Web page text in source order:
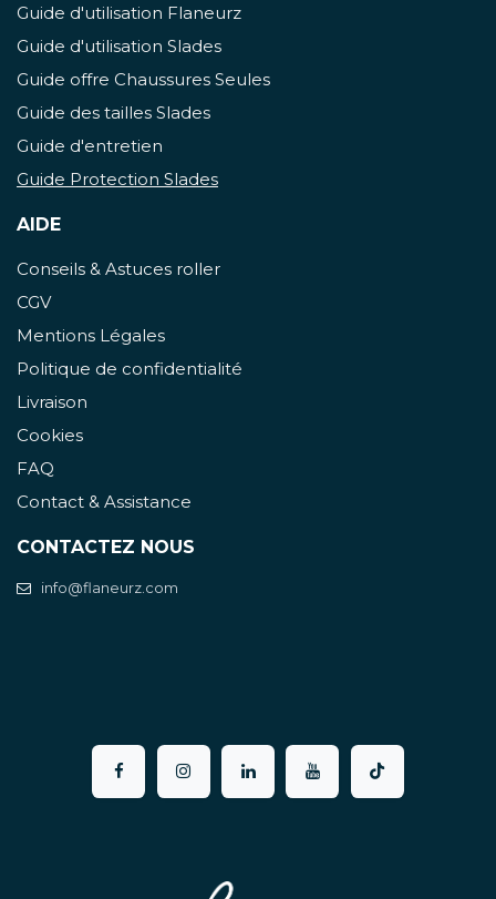
Guide d'utilisation Flaneurz
Guide d'utilisation Slades
Guide offre Chaussures Seules
Guide des tailles Slades
Guide d'entretien
Guide Protection Slades
AIDE
Conseils & Astuces roller
CGV
Mentions Légales
Politique de confidentialité
Livraison
Cookies
FAQ
Contact & Assistance
CONTACTEZ NOUS
info@flaneurz.com